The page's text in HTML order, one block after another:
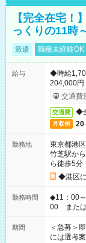
【完全在宅！
っくりの11時
派遣 職種未経験OK
給与
◆時給
204,000円
交通費
交通費 ◆
月収例 20
勤務地
東京都港区
竹芝駅か
ら徒歩5分
◆港区
勤務時間
◆11：00
00 または 11：30
ば前職が
スタッフ
業界から
期間
＜急募＞
には選考